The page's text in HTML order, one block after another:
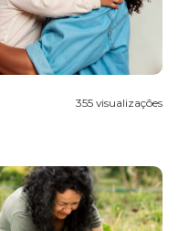
355 visualizações